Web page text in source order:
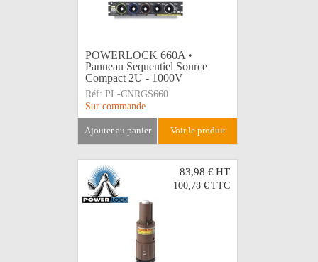
POWERLOCK 660A •
Panneau Sequentiel Source
Compact 2U - 1000V
Réf: PL-CNRGS660
Sur commande
ajouter au panier voir le produit
83,98 €HT
100,78 € TTC